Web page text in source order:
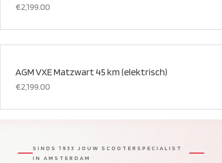
€2,199.00
AGM VXE Matzwart 45 km (elektrisch)
€2,199.00
SINDS 1933 JOUW SCOOTERSPECIALIST
IN AMSTERDAM